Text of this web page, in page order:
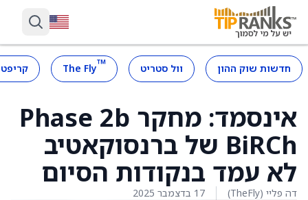
חדשות שוק ההון וול סטריט ™
The Fly
אינסמד: מחקר Phase 2b
BiRCh של ברנסוקאטיב
לא עמד בנקודות הסיום
דה פליי (TheFly) 17 בדצמבר 2025